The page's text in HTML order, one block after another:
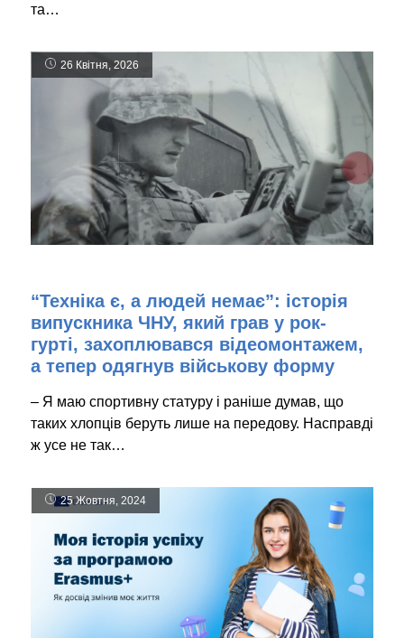
та…
26 Квітня, 2026
“Техніка є, а людей немає”: історія
випускника ЧНУ, який грав у рок-
гурті, захоплювався відеомонтажем,
а тепер одягнув військову форму
– Я маю спортивну статуру і раніше думав, що
таких хлопців беруть лише на передову. Насправді
ж усе не так…
25 Жовтня, 2024